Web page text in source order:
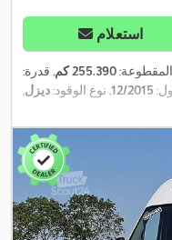
استعلام
255.390 كم
, قدرة:
12/2015, نوع الوقود:ديزل,
كابينة نهارية, نوع التروس:
فولاذ, عدد
الكلي:
, الارتفاع
, عرض مساحة
1.950 مم , سنة الصنع:2015
,
الكهربائي, رافعة خلفية,